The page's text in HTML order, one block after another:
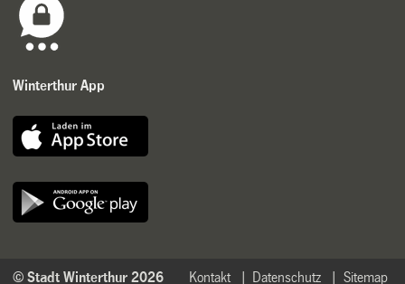
Winterthur App
Sitemap
Datenschutz
Kontakt
© Stadt Winterthur 2026